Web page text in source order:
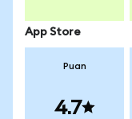
App Store
Puan
4.7